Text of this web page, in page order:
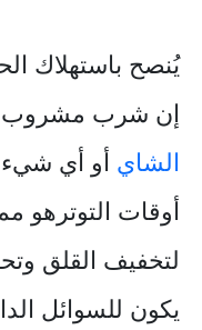
يُنصح باستهلاك
إن شرب مشروب
الشاي أو أي شيء
أوقات التوترهو
لتخفيف القلق
يكون للسوائل